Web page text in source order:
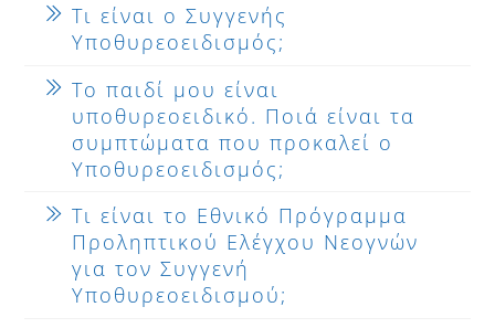
Τι είναι ο Συγγενής
Υποθυρεοειδισμός;
Το παιδί μου είναι
υποθυρεοειδικό. Ποιά είναι τα
συμπτώματα που προκαλεί ο
Υποθυρεοειδισμός;
Τι είναι το Εθνικό Πρόγραμμα
Προληπτικού Ελέγχου Νεογνών
για τον Συγγενή
Υποθυρεοειδισμού;